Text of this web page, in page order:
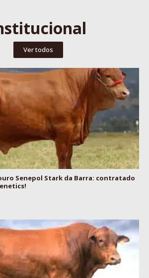
Ver todos
Senepol Stark da Barra: contratado